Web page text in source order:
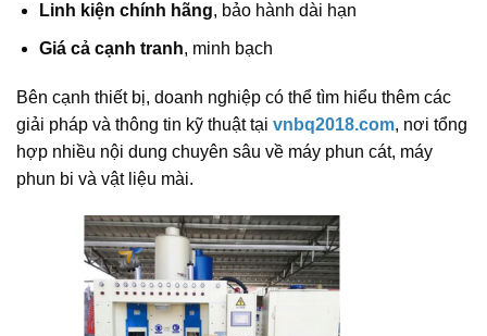
Linh kiện chính hãng, bảo hành dài hạn
Giá cả cạnh tranh, minh bạch
Bên cạnh thiết bị, doanh nghiệp có thể tìm hiểu thêm các
giải pháp và thông tin kỹ thuật tại vnbq2018.com, nơi tổng
hợp nhiều nội dung chuyên sâu về máy phun cát, máy
phun bi và vật liệu mài.